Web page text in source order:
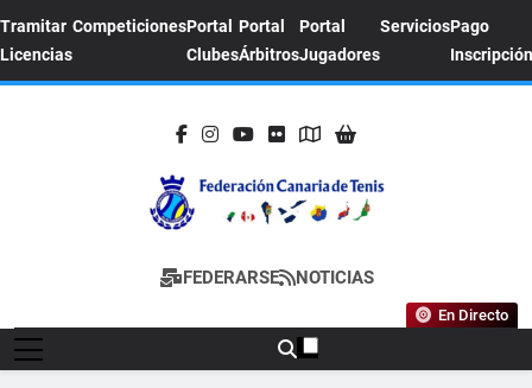
Tramitar
Licencias
CompeticionesPortal
Clubes
Portal
Árbitros
Portal
Jugadores
ServiciosPago
Inscripción
FEDERACION
CANARIA DE
TENIS
Sitio Oficial De La Federación Canaria De
FEDERARSE NOTICIAS
En Directo